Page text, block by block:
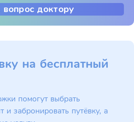
вопрос доктору
на бесплатный
помогут выбрать
и забронировать путёвку, а